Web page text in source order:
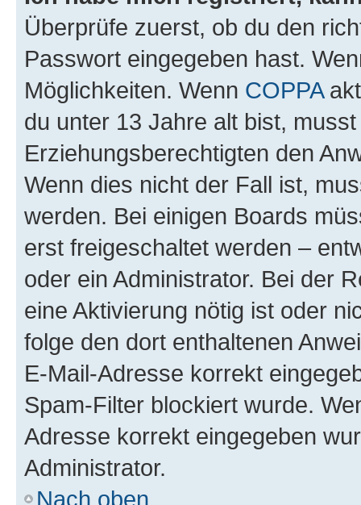
Überprüfe zuerst, ob du den
Passwort eingegeben hast.
Möglichkeiten. Wenn COPPA
du unter 13 Jahre alt bist,
Erziehungsberechtigten den
Wenn dies nicht der Fall ist,
werden. Bei einigen Boards
erst freigeschaltet werden –
oder ein Administrator. Bei der
eine Aktivierung nötig ist oder
folge den dort enthaltenen
E-Mail-Adresse korrekt
Spam-Filter blockiert wurde.
Adresse korrekt eingegeben
Administrator.
Nach oben